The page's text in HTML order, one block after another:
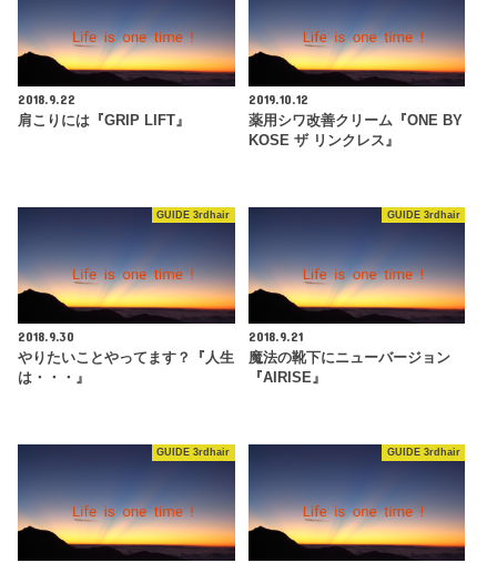
2018.9.22
肩こりには『GRIP LIFT』
2019.10.12
薬用シワ改善クリーム『ONE BY
KOSE ザ リンクレス』
GUIDE 3rdhair
2018.9.30
やりたいことやってます？『人生
は・・・』
GUIDE 3rdhair
2018.9.21
魔法の靴下にニューバージョン
『AIRISE』
GUIDE 3rdhair GUIDE 3rdhair